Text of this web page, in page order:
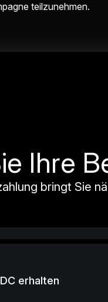
teilzunehmen.
Ihre
bringt Sie
erhalten